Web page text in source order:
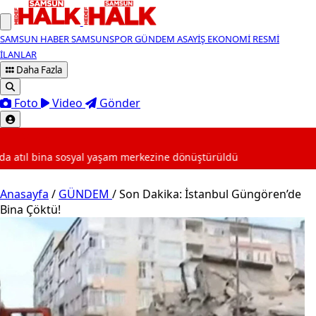
SAMSUN HABERSAMSUNSPORGÜNDEM ASAYİŞ EKONOMİ RESMİ
İLANLAR
Daha Fazla
Foto Video Gönder
dönüştürüldü
Anasayfa / GÜNDEM /Son Dakika: İstanbul Güngören’de
Bina Çöktü!